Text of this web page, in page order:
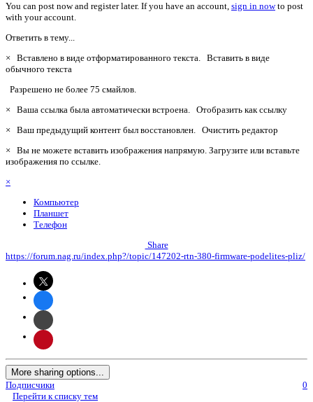
You can post now and register later. If you have an account, sign in nowto post
with your account.
Ответить в тему...
× Вставлено в виде отформатированного текста. Вставить в виде
обычного текста
Разрешено не более 75 смайлов.
× Ваша ссылка была автоматически встроена. Отобразить как ссылку
× Ваш предыдущий контент был восстановлен. Очистить редактор
× Вы не можете вставить изображения напрямую. Загрузите или вставьте
изображения по ссылке.
×
Компьютер
Планшет
Телефон
Share
https://forum.nag.ru/index.php?/topic/147202-rtn-380-firmware-podelites-pliz/
More sharing options...
Подписчики
0
Перейти к списку тем